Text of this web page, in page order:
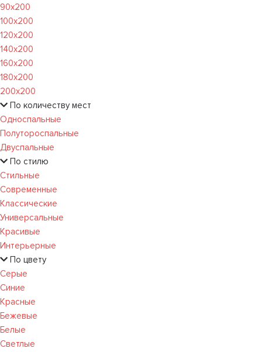
90х200
100х200
120x200
140х200
160х200
180х200
200х200
По количеству мест
Односпальные
Полутороспальные
Двуспальные
По стилю
Стильные
Современные
Классические
Универсальные
Красивые
Интерьерные
По цвету
Серые
Синие
Красные
Бежевые
Белые
Светлые